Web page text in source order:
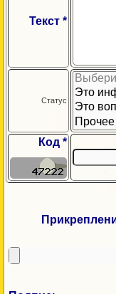
Текст *
Статус
Код *